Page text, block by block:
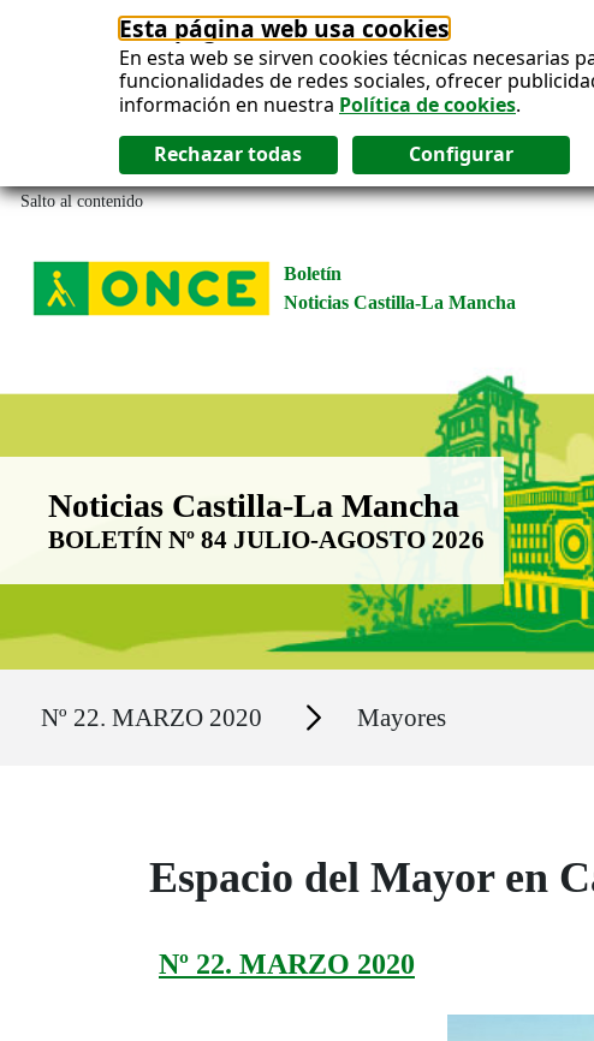
Esta página web usa cookies
En esta web se sirven cookies técnicas
funcionalidades de redes sociales, ofrecer
información en nuestra Política de cookies.
Salto al contenido
Boletín
Noticias Castilla-La Mancha
Boletín Noticias Castilla-La Mancha
Noticias Castilla-La Mancha
BOLETÍN Nº 84 JULIO-AGOSTO 2026
Nº 22. MARZO 2020 Secciones Mayores
Espacio del Mayor en
Nº 22. MARZO 2020